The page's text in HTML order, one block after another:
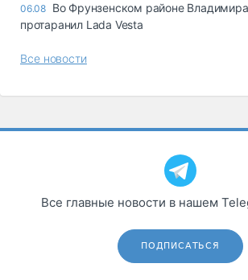
06.08 Во Фрунзенском районе
протаранил Lada Vesta
Все новости
Все главные новости в нашем
ПОДПИСАТЬСЯ